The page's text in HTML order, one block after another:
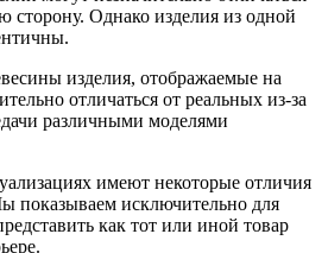
Однако изделия из одной
изделия, отображаемые на
отличаться от реальных из-за
различными моделями
имеют некоторые отличия
показываем исключительно для
как тот или иной товар